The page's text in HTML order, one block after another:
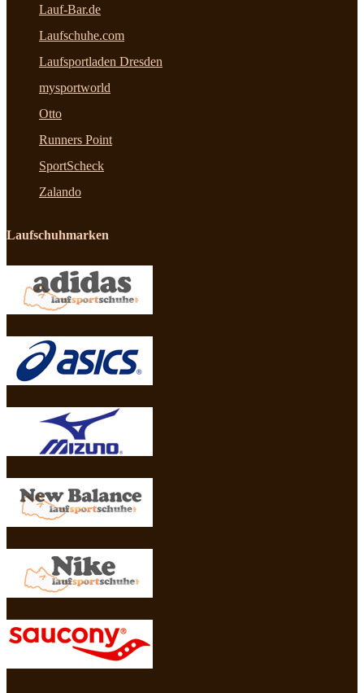
Lauf-Bar.de
Laufschuhe.com
Laufsportladen Dresden
mysportworld
Otto
Runners Point
SportScheck
Zalando
Laufschuhmarken